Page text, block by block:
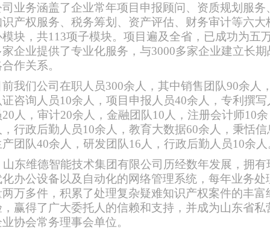
司业务涵盖了企业常年项目申报顾问、资质规划服务
识产权服务、税务筹划、资产评估、财务审计等六大
模块，共113项子模块。项目遍及全省，已成功为五
家企业提供了专业化服务，与3000多家企业建立长期
作关系。
前我们公司在职人员300余人，其中销售团队90余人
证咨询人员10余人，项目申报人员40余人，专利撰写
20人，审计20余人，金融团队10人，注册会计师10余
行政后勤人员10余人，教育大数据60余人， 秉恬信
团队40余人，研发团队16人，行政后勤人员10余人
东维德智能技术集团有限公司 历经数年发展，拥有
化办公设备以及自动化的网络管理系统，每年业务处
两万多件，积累了处理复杂疑难知识产权案件的丰富
，赢得了广大委托人的信赖和支持，并成为山东省私
协会常务理事会单位。